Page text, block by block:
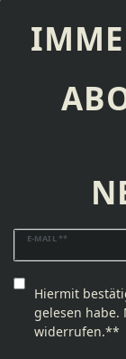
E-MAIL **
Newsletter
Honig
Hiermit
gelesen habe.
widerrufen.**